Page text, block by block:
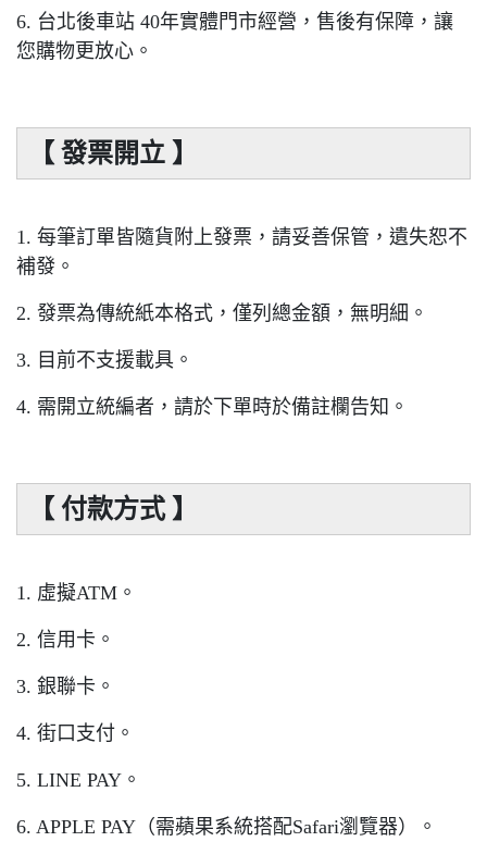
6. 台北後車站 40年實體門市經營，售後有保障，讓
您購物更放心。
【 發票開立 】
1. 每筆訂單皆隨貨附上發票，請妥善保管，遺失恕不
補發。
2. 發票為傳統紙本格式，僅列總金額，無明細。
3. 目前不支援載具。
4. 需開立統編者，請於下單時於備註欄告知。
【 付款方式 】
1. 虛擬ATM。
2. 信用卡。
3. 銀聯卡。
4. 街口支付。
5. LINE PAY。
6. APPLE PAY（需蘋果系統搭配Safari瀏覽器）。